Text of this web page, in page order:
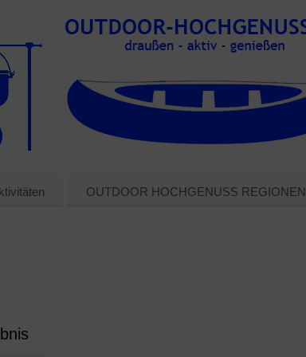
OUTDOOR HOCHGENUSS REGIONEN